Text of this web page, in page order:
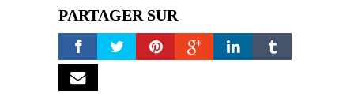
PARTAGER SUR